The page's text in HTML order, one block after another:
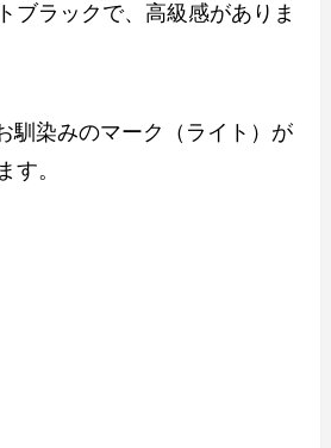
ブラックで、高級感がありま
馴染みのマーク（ライト）が
す。